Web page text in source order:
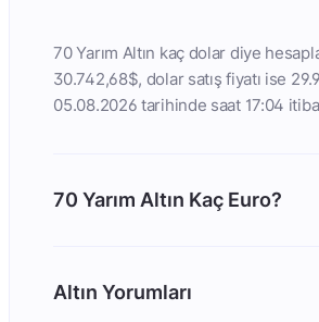
70 Yarım Altın kaç dolar diye
30.742,68$, dolar satış fiyatı ise
05.08.2026 tarihinde saat 17:04
70 Yarım Altın Kaç Euro?
Altın Yorumları